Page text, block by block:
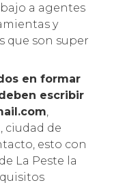
a agentes
y
que son super
en formar
escribir
,
ciudad de
esto con
La Peste la